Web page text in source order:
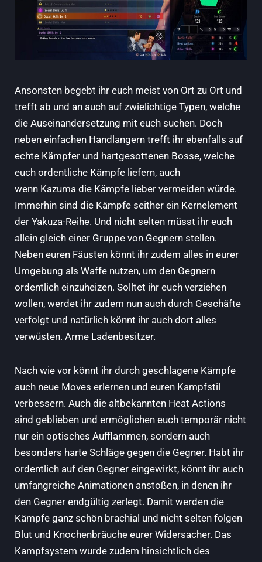
Ansonsten begebt ihr euch meist von Ort zu Ort und
trefft ab und an auch auf zwielichtige Typen, welche
die Auseinandersetzung mit euch suchen. Doch
neben einfachen Handlangern trefft ihr ebenfalls auf
echte Kämpfer und hartgesottenen Bosse, welche
euch ordentliche Kämpfe liefern, auch
wenn Kazuma die Kämpfe lieber vermeiden würde.
Immerhin sind die Kämpfe seither ein Kernelement
der Yakuza-Reihe. Und nicht selten müsst ihr euch
allein gleich einer Gruppe von Gegnern stellen.
Neben euren Fäusten könnt ihr zudem alles in eurer
Umgebung als Waffe nutzen, um den Gegnern
ordentlich einzuheizen. Solltet ihr euch verziehen
wollen, werdet ihr zudem nun auch durch Geschäfte
verfolgt und natürlich könnt ihr auch dort alles
verwüsten. Arme Ladenbesitzer.
Nach wie vor könnt ihr durch geschlagene Kämpfe
auch neue Moves erlernen und euren Kampfstil
verbessern. Auch die altbekannten Heat Actions
sind geblieben und ermöglichen euch temporär nicht
nur ein optisches Aufflammen, sondern auch
besonders harte Schläge gegen die Gegner. Habt ihr
ordentlich auf den Gegner eingewirkt, könnt ihr auch
umfangreiche Animationen anstoßen, in denen ihr
den Gegner endgültig zerlegt. Damit werden die
Kämpfe ganz schön brachial und nicht selten folgen
Blut und Knochenbräuche eurer Widersacher. Das
Kampfsystem wurde zudem hinsichtlich des